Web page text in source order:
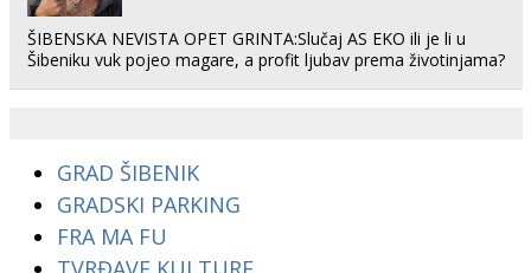
ŠIBENSKA NEVISTA OPET GRINTA:Slučaj AS EKO ili je li u
Šibeniku vuk pojeo magare, a profit ljubav prema životinjama?
GRAD ŠIBENIK
GRADSKI PARKING
FRA MA FU